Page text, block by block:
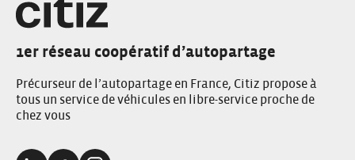
1er réseau coopératif d’autopartage
Précurseur de l’autopartage en France, Citiz propose à
tous un service de véhicules en libre-service proche de
chez vous